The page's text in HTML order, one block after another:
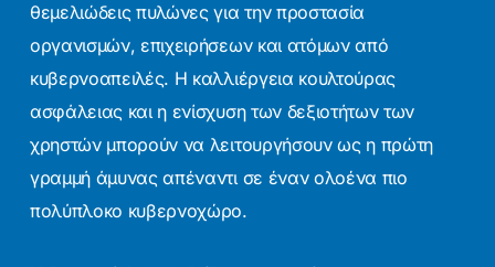
θεμελιώδεις πυλώνες για την προστασία
οργανισμών, επιχειρήσεων και ατόμων από
κυβερνοαπειλές. Η καλλιέργεια κουλτούρας
ασφάλειας και η ενίσχυση των δεξιοτήτων των
χρηστών μπορούν να λειτουργήσουν ως η πρώτη
γραμμή άμυνας απέναντι σε έναν ολοένα πιο
πολύπλοκο κυβερνοχώρο.